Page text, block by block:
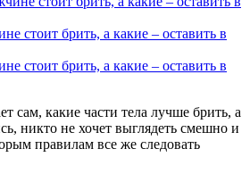
стоит брить, а какие – оставить в
стоит брить, а какие – оставить в
сам, какие части тела лучше брить, а
никто не хочет выглядеть смешно и
правилам все же следовать